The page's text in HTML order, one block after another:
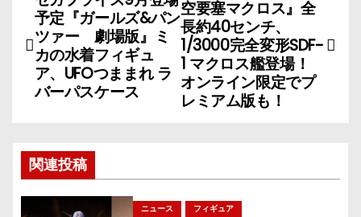
稿
ナ
ビ
ー
シ
空要塞マクロス』全
長約40センチ、
1/3000完全変形SDF-
1 マクロス艦登場！
オンライン限定でプ
レミアム版も！
予定『ガールズ&パン
ツァー 劇場版』ミ
カの水着フィギュ
ア、UFOつままれ ラ
バーパスケース
関連投稿
ニュース フィギュア